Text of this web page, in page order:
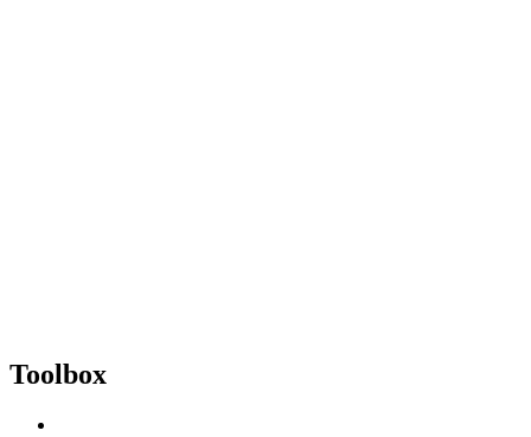
Toolbox